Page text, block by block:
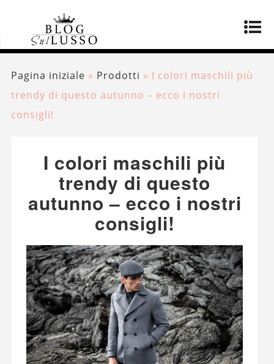
Pagina iniziale » Prodotti » I colori maschili più
trendy di questo autunno – ecco i nostri
consigli!
I colori maschili più
trendy di questo
autunno – ecco i nostri
consigli!